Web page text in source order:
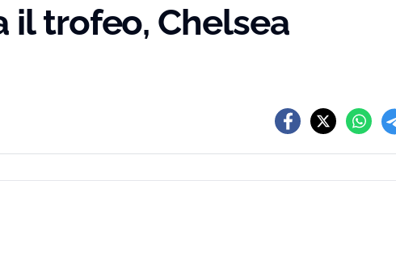
il trofeo, Chelsea